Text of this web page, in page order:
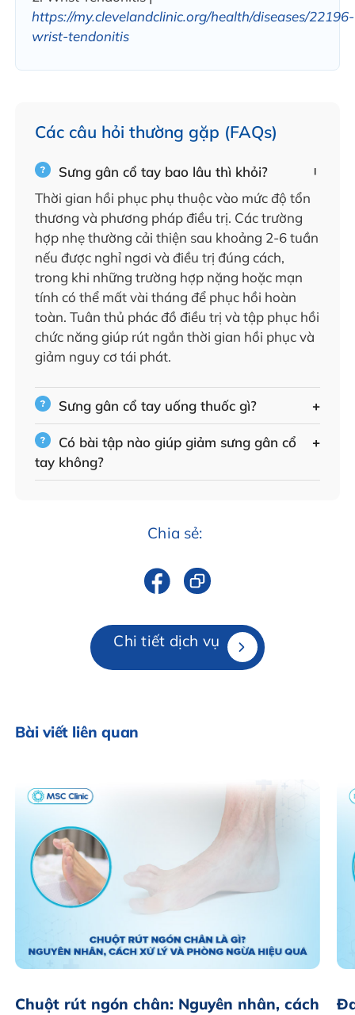
https://my.clevelandclinic.org/health/diseases/22196-
wrist-tendonitis
Các câu hỏi thường gặp (FAQs)
Sưng gân cổ tay bao lâu thì khỏi?
Thời gian hồi phục phụ thuộc vào mức độ tổn
thương và phương pháp điều trị. Các trường
hợp nhẹ thường cải thiện sau khoảng 2-6 tuần
nếu được nghỉ ngơi và điều trị đúng cách,
trong khi những trường hợp nặng hoặc mạn
tính có thể mất vài tháng để phục hồi hoàn
toàn. Tuân thủ phác đồ điều trị và tập phục hồi
chức năng giúp rút ngắn thời gian hồi phục và
giảm nguy cơ tái phát.
Sưng gân cổ tay uống thuốc gì?
Có bài tập nào giúp giảm sưng gân cổ
tay không?
Chia sẻ:
Chi tiết dịch vụ
Bài viết liên quan
Chuột rút ngón chân: Nguyên nhân, cách